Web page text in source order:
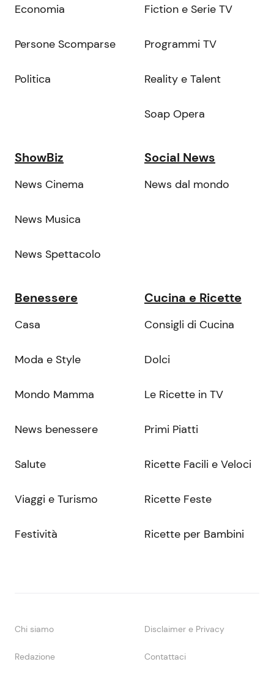
Economia
Persone Scomparse
Politica
Fiction e Serie TV
Programmi TV
Reality e Talent
Soap Opera
ShowBiz
News Cinema
News Musica
News Spettacolo
Social News
News dal mondo
Benessere
Casa
Moda e Style
Mondo Mamma
News benessere
Salute
Viaggi e Turismo
Festività
Cucina e Ricette
Consigli di Cucina
Dolci
Le Ricette in TV
Primi Piatti
Ricette Facili e Veloci
Ricette Feste
Ricette per Bambini
Chi siamo Disclaimer e Privacy
Redazione Contattaci